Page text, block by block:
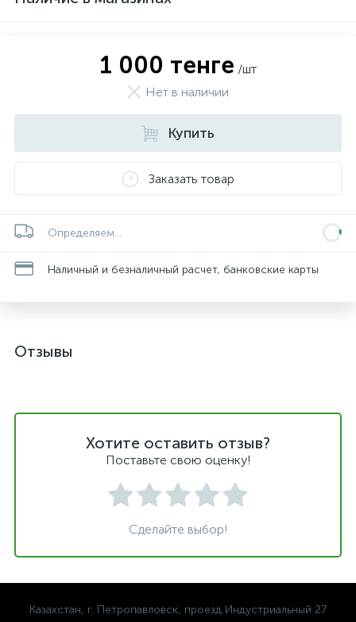
1 000 тенге /шт
Нет в наличии
Купить
Заказать товар
Определяем...
Наличный и безналичный расчет, банковские карты
Отзывы
Хотите оставить отзыв?
Поставьте свою оценку!
Сделайте выбор!
Казахстан, г. Петропавловск, проезд Индустриальный 27